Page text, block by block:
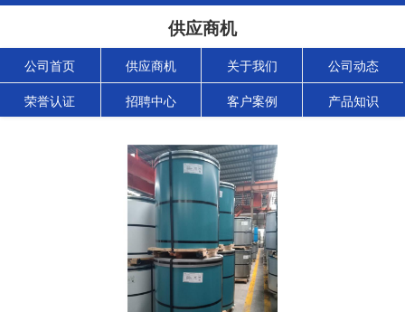
供应商机
公司首页 供应商机 关于我们 公司动态
荣誉认证 招聘中心 客户案例 产品知识